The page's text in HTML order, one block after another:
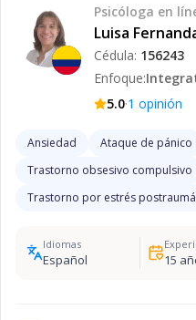
Psicóloga en
Luisa
Cédula: 156243
Enfoque:
5.0·1 opinión
Ansiedad Ataque de pánico
Trastorno obsesivo compulsivo
Trastorno por estrés
Idiomas
Español 15